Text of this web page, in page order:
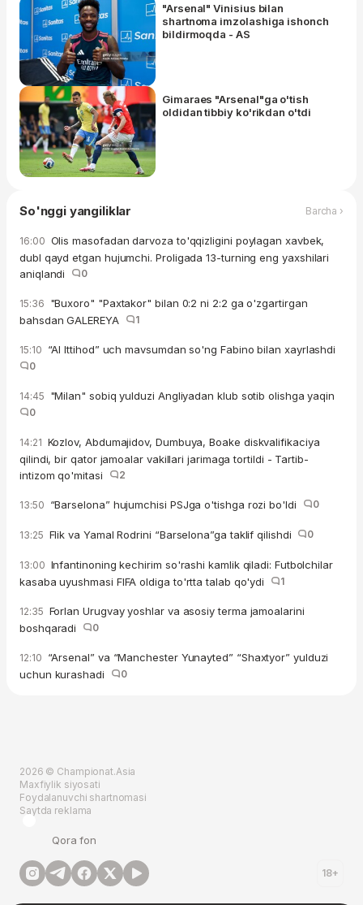
"Arsenal" Vinisius bilan
shartnoma imzolashiga ishonch
bildirmoqda - AS
Gimaraes "Arsenal"ga o'tish
oldidan tibbiy ko'rikdan o'tdi
So'nggi yangiliklar Barcha ›
16:00 Olis masofadan darvoza to'qqizligini poylagan xavbek,
dubl qayd etgan hujumchi. Proligada 13-turning eng yaxshilari
aniqlandi
0
15:36 "Buxoro" "Paxtakor" bilan 0:2 ni 2:2 ga o'zgartirgan
bahsdan GALEREYA
1
15:10 “Al Ittihod” uch mavsumdan so'ng Fabino bilan xayrlashdi
0
14:45 "Milan" sobiq yulduzi Angliyadan klub sotib olishga yaqin
0
14:21 Kozlov, Abdumajidov, Dumbuya, Boake diskvalifikaciya
qilindi, bir qator jamoalar vakillari jarimaga tortildi - Tartib-
intizom qo'mitasi
2
13:50 “Barselona” hujumchisi PSJga o'tishga rozi bo'ldi 0
13:25 Flik va Yamal Rodrini “Barselona”ga taklif qilishdi 0
13:00 Infantinoning kechirim so'rashi kamlik qiladi: Futbolchilar
kasaba uyushmasi FIFA oldiga to'rtta talab qo'ydi
1
12:35 Forlan Urugvay yoshlar va asosiy terma jamoalarini
boshqaradi
0
12:10 “Arsenal” va “Manchester Yunayted” “Shaxtyor” yulduzi
uchun kurashadi
0
2026 © Championat.Asia
Maxfiylik siyosati
Foydalanuvchi shartnomasi
Saytda reklama
Qora fon
18+